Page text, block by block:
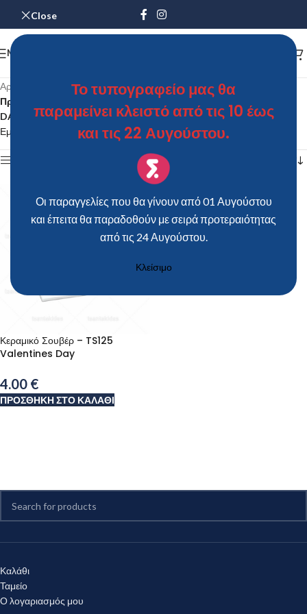
Close
Το τυπογραφείο μας θα
παραμείνει κλειστό από τις 10 έως
και τις 22 Αυγούστου.
Οι παραγγελίες που θα γίνουν από 01 Αυγούστου
και έπειτα θα παραδοθούν με σειρά προτεραιότητας
από τις 24 Αυγούστου.
Κλείσιμο
MENU
Αρχική σελίδα
Προϊόντα με ετικέτα “ΚΕΡΑΜΙΚΟ ΣΟΥΒΕΡ – TS125 VALENTINES
DAY”
Εμφάνιση του μοναδικού αποτελέσματος
Κεραμικό Σουβέρ – TS125
Valentines Day
4.00 €
ΠΡΟΣΘΉΚΗ ΣΤΟ ΚΑΛΆΘΙ
Καλάθι
Ταμείο
Ο λογαριασμός μου